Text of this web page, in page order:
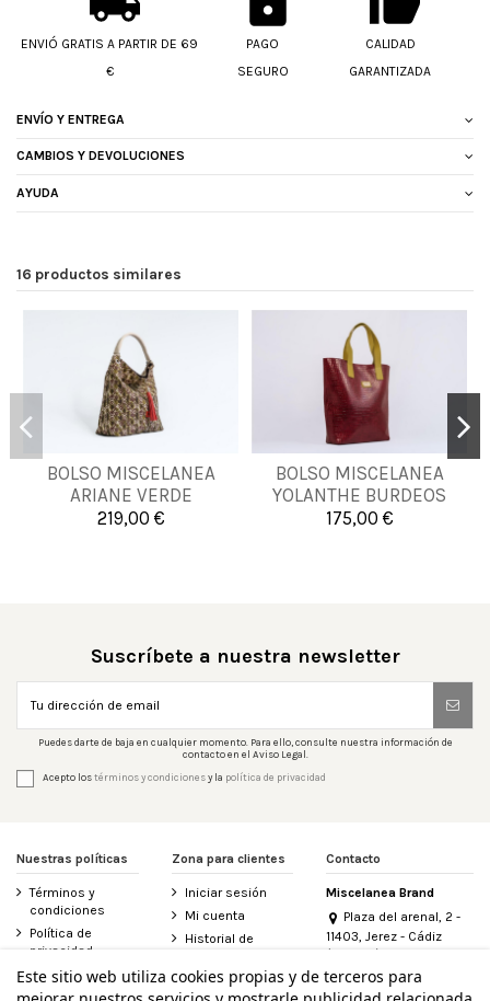
ENVIÓ GRATIS A PARTIR DE 69
€
PAGO
SEGURO
CALIDAD
GARANTIZADA
ENVÍO Y ENTREGA
CAMBIOS Y DEVOLUCIONES
AYUDA
16 productos similares
BOLSO MISCELANEA
ARIANE VERDE
219,00 €
UNICA
Añadir al carrito
BOLSO MISCELANEA
YOLANTHE BURDEOS
175,00 €
UNICA
Añadir al carrito
Suscríbete a nuestra newsletter
Puedes darte de baja en cualquier momento. Para ello, consulte nuestra información de
contacto en el Aviso Legal.
Acepto lostérminos y condicionesy la política de privacidad
Nuestras políticas
Términos y
condiciones
Política de
privacidad
Aviso legal
Política de
Zona para clientes
Iniciar sesión
Mi cuenta
Historial de
Contacte con
nosotros
Contacto
Miscelanea Brand
Plaza del arenal, 2 -
11403, Jerez - Cádiz
(España)
956 155 340
Este sitio web utiliza cookies propias y de terceros para